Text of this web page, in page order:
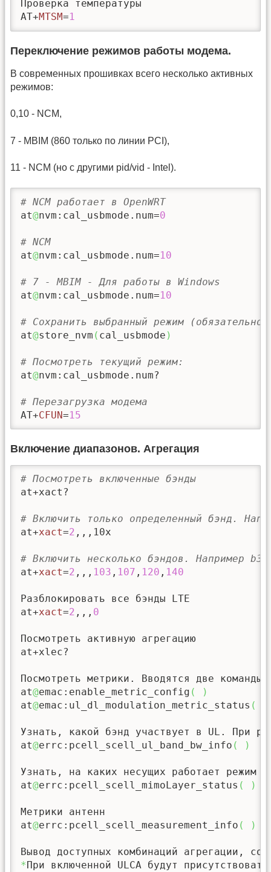
Проверка температуры
AT+MTSM=1
Переключение режимов работы модема.
В современных прошивках всего несколько активных
режимов:
0,10 - NCM,
7 - MBIM (860 только по линии PCI),
11 - NCM (но с другими pid/vid - Intel).
# NCM работает в OpenWRT
at@nvm:cal_usbmode.num=0
# NCM
at@nvm:cal_usbmode.num=10
# 7 - MBIM - Для работы в Windows
at@nvm:cal_usbmode.num=10
# Сохранить выбранный режим
at@store_nvm ( cal_usbmode )
# Посмотреть текущий режим:
at@nvm:cal_usbmode.num?
# Перезагрузка модема
AT+CFUN=15
Включение диапазонов. Агрегация
# Посмотреть включенные бэнды
at+xact?
# Включить только определенный бэнд.
at+xact=2 ,,,10x
# Включить несколько бэндов. Например
at+xact=2 ,,, 103 , 107 , 120 , 140
Разблокировать все бэнды LTE
at+xact=2 ,,, 0
Посмотреть активную агрегацию
at+xlec?
Посмотреть метрики. Вводятся две
at@emac:enable_metric_config (
)
at@emac:ul_dl_modulation_metric_status (
Узнать, какой бэнд участвует в UL. При
at@errc:pcell_scell_ul_band_bw_info ( )
Узнать, на каких несущих работает режим
at@errc:pcell_scell_mimoLayer_status ( )
Метрики антенн
at@errc:pcell_scell_measurement_info ( )
* При включенной ULCA будут